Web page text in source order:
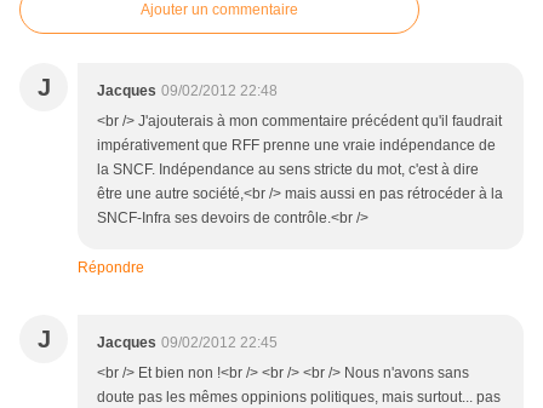
Ajouter un commentaire
J Jacques 09/02/2012 22:48
<br /> J'ajouterais à mon commentaire précédent qu'il faudrait
impérativement que RFF prenne une vraie indépendance de
la SNCF. Indépendance au sens stricte du mot, c'est à dire
être une autre société,<br /> mais aussi en pas rétrocéder à la
SNCF-Infra ses devoirs de contrôle.<br />
Répondre
J Jacques 09/02/2012 22:45
<br /> Et bien non !<br /> <br /> <br /> Nous n'avons sans
doute pas les mêmes oppinions politiques, mais surtout... pas